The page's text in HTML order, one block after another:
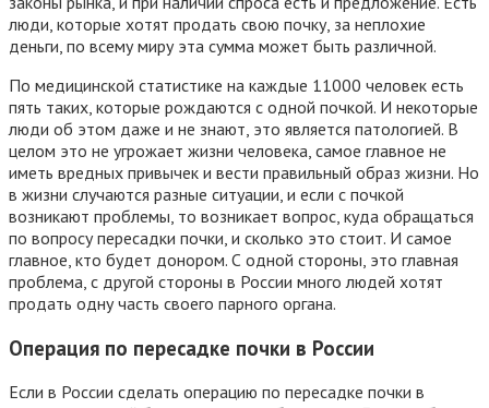
люди, которые хотят продать свою почку, за неплохие
деньги, по всему миру эта сумма может быть различной.
По медицинской статистике на каждые 11000 человек есть
пять таких, которые рождаются с одной почкой. И некоторые
люди об этом даже и не знают, это является патологией. В
целом это не угрожает жизни человека, самое главное не
иметь вредных привычек и вести правильный образ жизни. Но
в жизни случаются разные ситуации, и если с почкой
возникают проблемы, то возникает вопрос, куда обращаться
по вопросу пересадки почки, и сколько это стоит. И самое
главное, кто будет донором. С одной стороны, это главная
проблема, с другой стороны в России много людей хотят
продать одну часть своего парного органа.
Операция по пересадке почки в России
Если в России сделать операцию по пересадке почки в